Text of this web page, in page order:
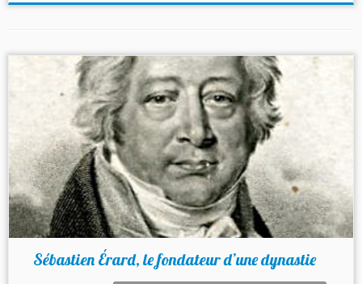
Sébastien Érard, le fondateur d’une dynastie